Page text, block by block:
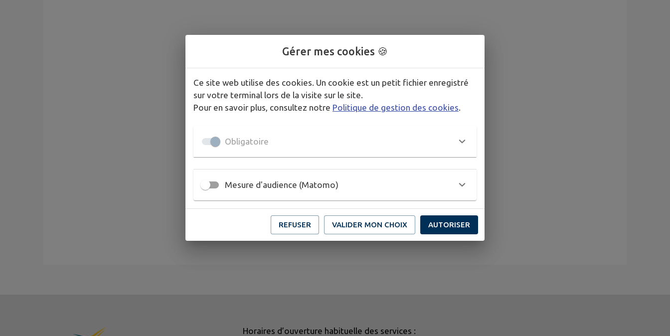
Horaires d’ouverture habituelle des services :
Gérer mes cookies 🍪
Ce site web utilise des cookies. Un cookie est un petit fichier enregistré
sur votre terminal lors de la visite sur le site.
Pour en savoir plus, consultez notre Politique de gestion des cookies
Obligatoire
Mesure d'audience (Matomo)
REFUSER VALIDER MON CHOIX AUTORISER